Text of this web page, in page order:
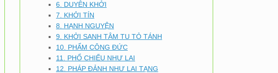
6. DUYÊN KHỞI
7. KHỞI TÍN
8. HẠNH NGUYỆN
9. KHỞI SANH TÂM TU TỎ TÁNH
10. PHẨM CÔNG ĐỨC
11. PHỔ CHIẾU NHƯ LAI
12. PHÁP ĐẢNH NHƯ LAI TẠNG